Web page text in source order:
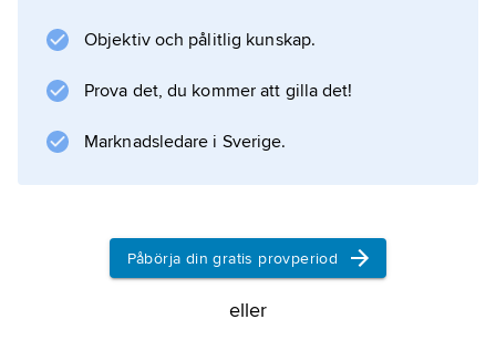
utbildad slavarmé och skickliga
centralstyre med Meknes som huvudsäte.
Objektiv och pålitlig kunskap.
Prova det, du kommer att gilla det!
Marknadsledare i Sverige.
Påbörja din gratis provperiod
eller